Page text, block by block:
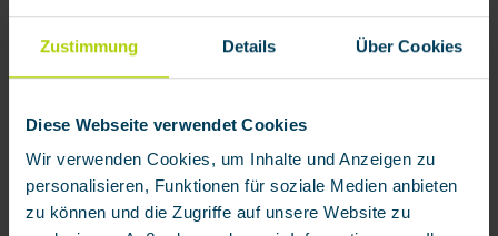
Zustimmung Details Über Cookies
Diese Webseite verwendet Cookies
Wir verwenden Cookies, um Inhalte und Anzeigen zu
personalisieren, Funktionen für soziale Medien anbieten
zu können und die Zugriffe auf unsere Website zu
Accessory